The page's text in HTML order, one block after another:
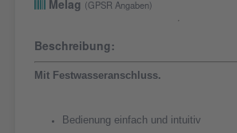
Melag
(GPSR Angaben)
Beschreibung:
Mit Festwasseranschluss.
Bedienung einfach und intuitiv